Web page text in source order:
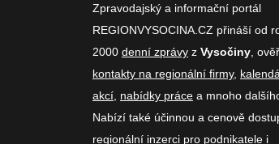
Zpravodajský a informační portál
REGIONVYSOCINA.CZ přináší od
2000 denní zprávy z Vysočiny ,
kontakty na regionální firmy,
akcí nabídky práce a mnoho
Nabízí také účinnou a cenově
regionální inzerci pro podnikatele i